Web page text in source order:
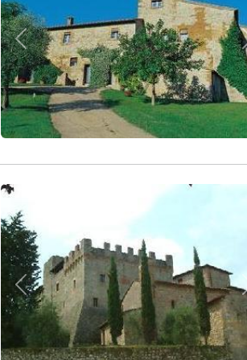
Zurück
Zurück